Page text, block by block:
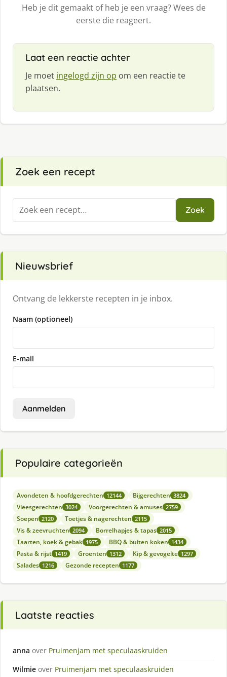
Heb je dit gemaakt of heb je een vraag? Wees de
eerste die reageert.
Laat een reactie achter
Je moet ingelogd zijn op om een reactie te
plaatsen.
Zoek een recept
Zoeken
naar:
Zoek
Nieuwsbrief
Ontvang de lekkerste recepten in je inbox.
Naam (optioneel)
E-mail
Aanmelden
Populaire categorieën
Avondeten & hoofdgerechten 12144 Bijgerechten 3824
Vleesgerechten 3024 Voorgerechten & amuses 2759
Soepen 2120 Toetjes & nagerechten 2115
Vis & zeevruchten 2094 Borrelhapjes & tapas 2015
Taarten, koek & gebak 1975 BBQ & buiten koken 1434
Pasta & rijst 1419 Groenten 1312 Kip & gevogelte 1297
Salades 1216 Gezonde recepten 1177
Laatste reacties
anna over Pruimenjam met speculaaskruiden
Wilmie over Pruimenjam met speculaaskruiden